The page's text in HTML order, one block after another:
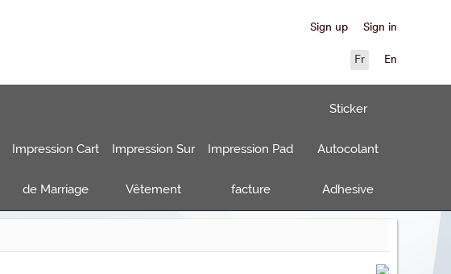
Sign up Sign in
Fr En
Impression Cart
de Marriage
Impression Sur
Vêtement
Impression Pad
facture
Sticker
Autocolant
Adhesive